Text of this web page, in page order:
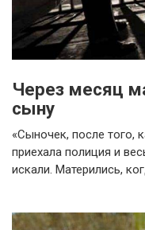
Через месяц
сыну
«Сыночек, после того,
приехала полиция и
искали. Матерились,